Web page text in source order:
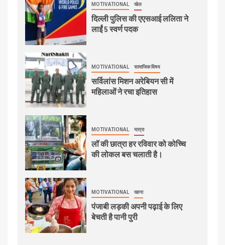
MOTIVATIONAL खेल
दिल्ली पुलिस की एएसआई ललिता ने
लाईं 5 स्वर्ण पदक
MOTIVATIONAL सामाजिक विषय
सर्विलांस मिशन अरेबियन सी में
महिलाओं ने रचा इतिहास
MOTIVATIONAL यात्रा
लॉ की छात्रा हर रविवार को कोच्चि
की लोकल बस चलाती है।
MOTIVATIONAL खाना
पंजाबी लड़की अपनी पढ़ाई के लिए
बेचती है पानी पुरी